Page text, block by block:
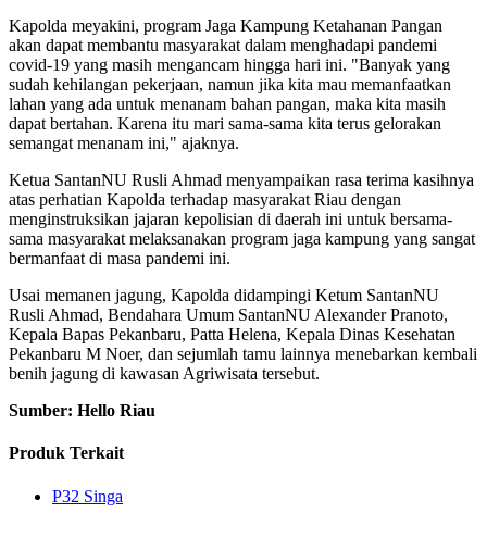
Kapolda meyakini, program Jaga Kampung Ketahanan Pangan
akan dapat membantu masyarakat dalam menghadapi pandemi
covid-19 yang masih mengancam hingga hari ini. "Banyak yang
sudah kehilangan pekerjaan, namun jika kita mau memanfaatkan
lahan yang ada untuk menanam bahan pangan, maka kita masih
dapat bertahan. Karena itu mari sama-sama kita terus gelorakan
semangat menanam ini," ajaknya.
Ketua SantanNU Rusli Ahmad menyampaikan rasa terima kasihnya
atas perhatian Kapolda terhadap masyarakat Riau dengan
menginstruksikan jajaran kepolisian di daerah ini untuk bersama-
sama masyarakat melaksanakan program jaga kampung yang sangat
bermanfaat di masa pandemi ini.
Usai memanen jagung, Kapolda didampingi Ketum SantanNU
Rusli Ahmad, Bendahara Umum SantanNU Alexander Pranoto,
Kepala Bapas Pekanbaru, Patta Helena, Kepala Dinas Kesehatan
Pekanbaru M Noer, dan sejumlah tamu lainnya menebarkan kembali
benih jagung di kawasan Agriwisata tersebut.
Sumber: Hello Riau
Produk Terkait
P32 Singa